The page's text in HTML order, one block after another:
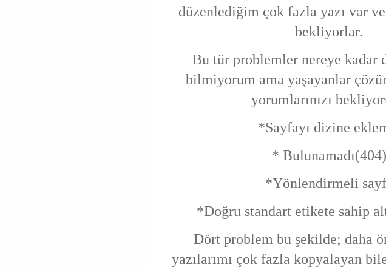
düzenlediğim çok fazla yazı var
bekliyorlar.
Bu tür problemler nereye kadar
bilmiyorum ama yaşayanlar
yorumlarınızı
*Sayfayı dizine
* Bulunamadı(404)
*Yönlendirmeli
*Doğru standart etikete sahip
Dört problem bu şekilde; daha
yazılarımı çok fazla kopyalayan